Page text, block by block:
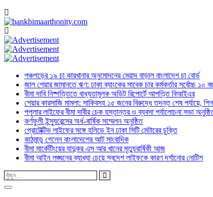
পঞ্চগড়ের ১৯ চা কারখানার অনুমোদনের মেয়াদ বাড়াল বাংলাদেশ চা বোর্ড
জাল শেয়ার জামানতে ঋণ: ঢাকা ব্যাংকের সাবেক চার কর্মকর্তার সর্বোচ্চ ১০
বীমা দাবি নিষ্পত্তিতে বাধ্যতামূলক অডিট রিপোর্টে আপত্তি বিআইএর
শেয়ার কারসাজি মামলা: সাকিবসহ ১৫ জনের বিরুদ্ধে তদন্ত শেষ পর্যায়ে,
পপুলার লাইফের বীমা দাবীর চেক হস্তান্তর ও ব্যবসা পর্যালোচনা সভা
কর্ণফুলী ইন্স্যুরেন্সের অর্ধ-বার্ষিক সম্মেলন অনুষ্ঠিত
প্রোটেক্টিভ লাইফের সঙ্গে হলিডে ইন ঢাকা সিটি সেন্টারের চুক্তি
কাঠমান্ডু গেলেন বাংলাদেশের আট সাংবাদিক
বীমা মার্কেটিংয়ের যাদুকর এস আর খানের মৃত্যুবার্ষিকী আজ
বীমা আইন লঙ্ঘনের ব্যাখ্যা চেয়ে স্বদেশ লাইফকে কারণ দর্শানোর নোটিশ